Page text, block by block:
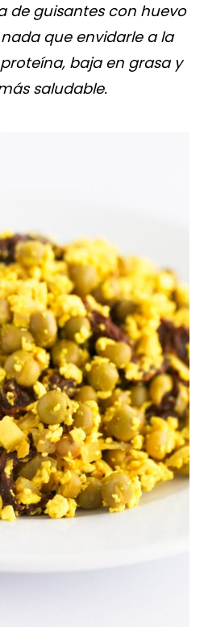
de guisantes con huevo
que envidarle a la
baja en grasa y
saludable.